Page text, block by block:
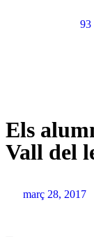
93
Els
Vall del
març 28, 2017